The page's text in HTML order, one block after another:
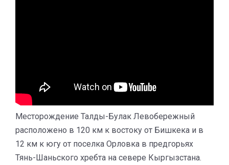
Месторождение Талды-Булак Левобережный
расположено в 120 км к востоку от Бишкека и в
12 км к югу от поселка Орловка в предгорьях
Тянь-Шаньского хребта на севере Кыргызстана.